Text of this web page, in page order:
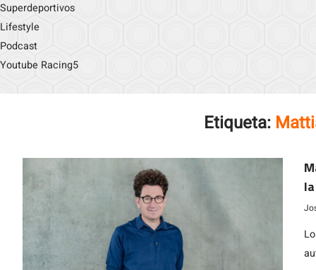
Superdeportivos
Lifestyle
Podcast
Youtube Racing5
Etiqueta: